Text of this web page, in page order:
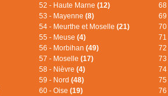
52 - Haute Marne (12)
53 - Mayenne (8)
54 - Meurthe et Moselle (21)
55 - Meuse (4)
56 - Morbihan (49)
57 - Moselle (17)
58 - Nièvre (4)
59 - Nord (48)
60 - Oise (19)